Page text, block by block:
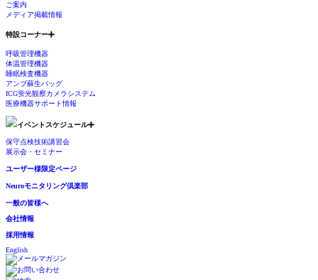
ご案内
メディア掲載情報
特設コーナー
呼吸管理機器
体温管理機器
睡眠検査機器
アンブ蘇生バッグ
ICG蛍光観察カメラシステム
医療機器サポート情報
イベントスケジュール
保守点検技術講習会
展示会・セミナー
ユーザー様限定ページ
Neuroモニタリング倶楽部
一般の皆様へ
会社情報
採用情報
English